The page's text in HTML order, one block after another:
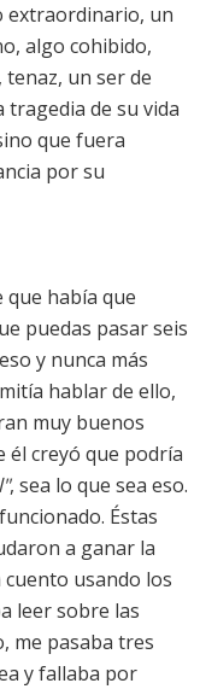
extraordinario, un
algo cohibido,
un ser de
de su vida
que fuera
por su
había que
puedas pasar seis
y nunca más
hablar de ello,
muy buenos
él creyó que podría
, sea lo que sea eso.
Éstas
a ganar la
usando los
leer sobre las
me pasaba tres
y fallaba por